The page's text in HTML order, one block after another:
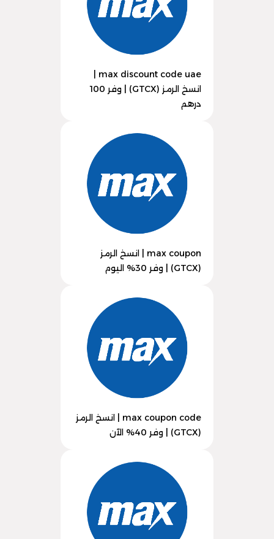
انسخ الرمز (GTCX) | وفر 100
درهم
max coupon | انسخ الرمز
(GTCX) | وفر 30% اليوم
max coupon code | انسخ الرمز
(GTCX) | وفر 40% الآن